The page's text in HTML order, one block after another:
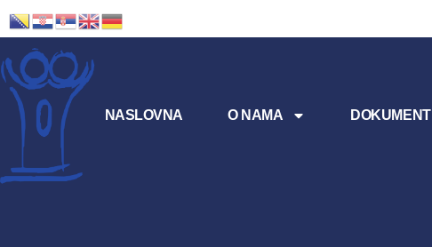
NASLOVNA O NAMA DOKUMENTI